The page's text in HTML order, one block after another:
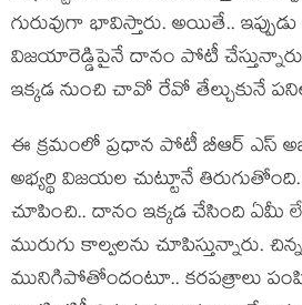
గురువుగా భావిస్తారు. అయితే..
విజ‌యారెడ్డిపైనే దానం పోటీ
ఇక్క‌డ నుంచి చావో రేవో తేల్చుకునే
ఈ క్ర‌మంలో ప్ర‌ధాన పోటీ బీఆర్ ఎస్
అభ్య‌ర్థి విజ‌యల చుట్టూనే
చూపించి.. దానం ఇక్క‌డ చేసింది ఏమీ
మురుగు కాల్వ‌ల‌ను చూపిస్తున్నారు.
మునిగిపోతోందంటూ.. క‌ర‌ప‌త్రాలు